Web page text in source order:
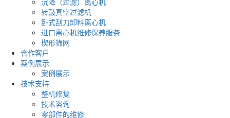
转鼓真空过滤机
卧式刮刀卸料离心机
进口离心机维修保养服务
楔形筛网
合作客户
案例展示
案例展示
技术支持
整机修复
技术咨询
零部件的维修